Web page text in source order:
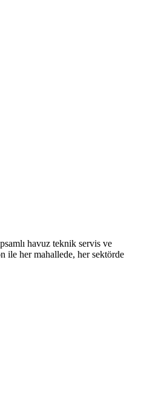
havuz teknik servis ve
ile her mahallede, her sektörde